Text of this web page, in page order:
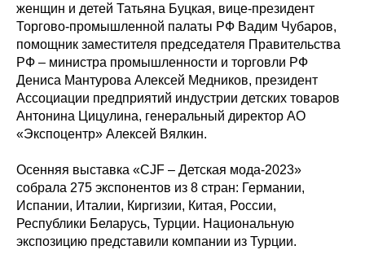
женщин и детей Татьяна Буцкая, вице-президент
Торгово-промышленной палаты РФ Вадим Чубаров,
помощник заместителя председателя Правительства
РФ – министра промышленности и торговли РФ
Дениса Мантурова Алексей Медников, президент
Ассоциации предприятий индустрии детских товаров
Антонина Цицулина, генеральный директор АО
«Экспоцентр» Алексей Вялкин.
Осенняя выставка «CJF – Детская мода-2023»
собрала 275 экспонентов из 8 стран: Германии,
Испании, Италии, Киргизии, Китая, России,
Республики Беларусь, Турции. Национальную
экспозицию представили компании из Турции.